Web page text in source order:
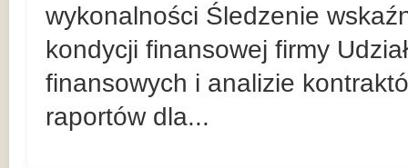
wykonalności Śledzenie
kondycji finansowej firmy
finansowych i analizie
raportów dla...